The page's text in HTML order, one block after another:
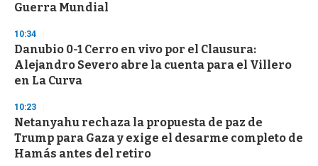
Guerra Mundial
10:34
Danubio 0-1 Cerro en vivo por el Clausura:
Alejandro Severo abre la cuenta para el Villero
en La Curva
10:23
Netanyahu rechaza la propuesta de paz de
Trump para Gaza y exige el desarme completo de
Hamás antes del retiro